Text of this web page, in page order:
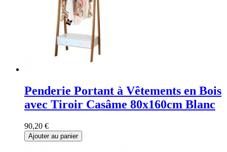
Penderie Portant à Vêtements en Bois
avec Tiroir Casâme 80x160cm Blanc
90,20 €
Ajouter au panier